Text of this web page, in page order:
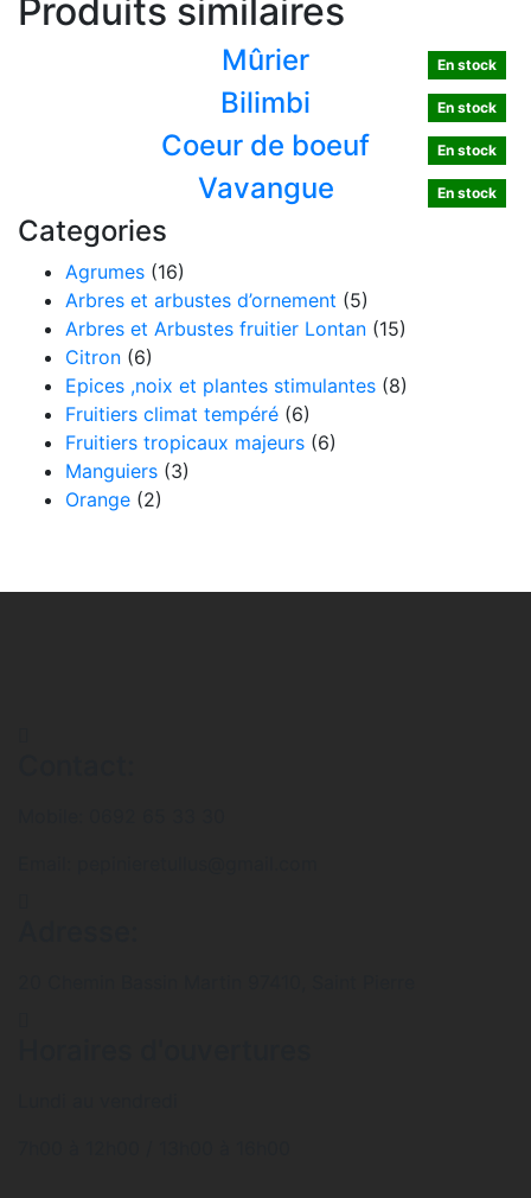
Produits similaires
En stock
Mûrier
En stock
Bilimbi
En stock
Coeur de boeuf
En stock
Vavangue
Categories
Agrumes (16)
Arbres et arbustes d’ornement (5)
Arbres et Arbustes fruitier Lontan (15)
Citron (6)
Epices ,noix et plantes stimulantes (8)
Fruitiers climat tempéré (6)
Fruitiers tropicaux majeurs (6)
Manguiers (3)
Orange (2)